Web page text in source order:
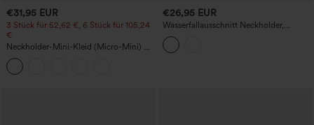
€31,95 EUR
3 Stück für 52,62 €, 6 Stück für 105,24
€
Neckholder-Mini-Kleid (Micro-Mini) mit
Rückenbindung, integriertem BH und
figurnaher Passform
€26,95 EUR
Wasserfallausschnitt Neckholder,
rückenfrei mit Bindeband, figurbetontes
Satin-Mini-Kleid für Partys